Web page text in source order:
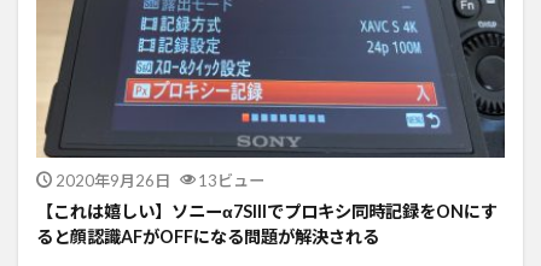
2020年9月26日 13ビュー
【これは嬉しい】ソニーα7SIIIでプロキシ同時記録をONにす
ると顔認識AFがOFFになる問題が解決される